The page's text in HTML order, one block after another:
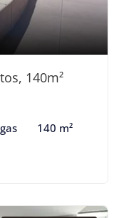
140m²
140 m²